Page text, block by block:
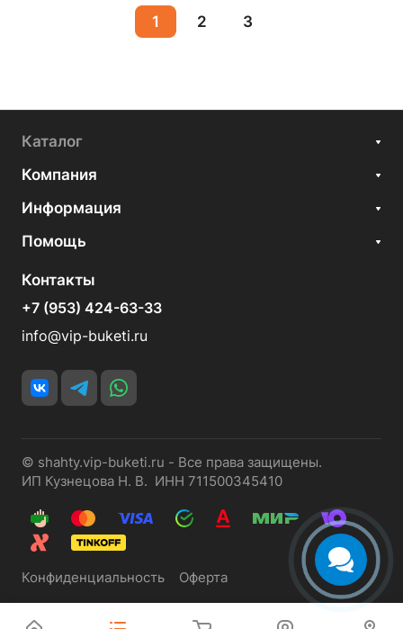
1 2 3
Каталог
Компания
Информация
Помощь
Контакты
+7 (953) 424-63-33
info@vip-buketi.ru
© shahty.vip-buketi.ru - Все права защищены.
ИП Кузнецова Н. В. ИНН 711500345410
Конфиденциальность Оферта